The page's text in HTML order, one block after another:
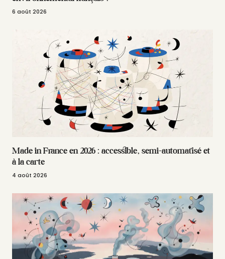
6 août 2026
Made in France en 2026 : accessible, semi-automatisé et
à la carte
4 août 2026